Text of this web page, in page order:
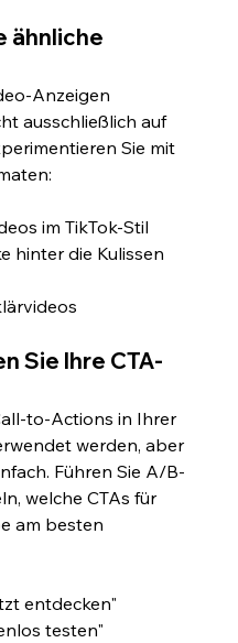
ähnliche
Anzeigen
ausschließlich auf
Sie mit
im TikTok-Stil
hinter die Kulissen
Sie Ihre CTA-
to-Actions in Ihrer
werden, aber
Führen Sie A/B-
welche CTAs für
am besten
entdecken"
testen"